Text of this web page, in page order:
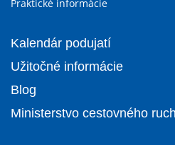
Praktické informácie
Kalendár podujatí
Užitočné informácie
Blog
Ministerstvo cestovného